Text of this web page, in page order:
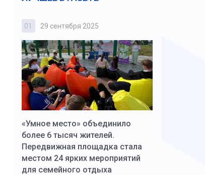
01 29 сентября 2025
«Умное место» объединило
более 6 тысяч жителей.
Передвижная площадка стала
местом 24 ярких мероприятий
для семейного отдыха